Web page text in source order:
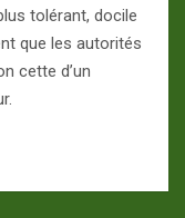
tolérant, docile
que les autorités
cette d’un